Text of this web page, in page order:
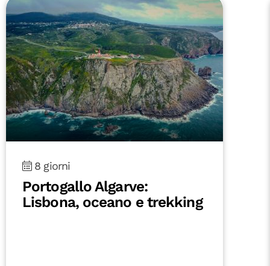
8 giorni
Fuerteventura On the Road:
tra oceano e deserto